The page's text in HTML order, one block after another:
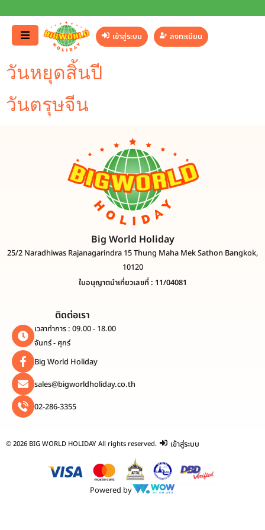
เข้าสู่ระบบ ลงทะเบียน
วันหยุดสิ้นปี
วันตรุษจีน
Big World Holiday
25/2 Naradhiwas Rajanagarindra 15 Thung Maha Mek Sathon Bangkok,
10120
ใบอนุญาตนำเที่ยวเลขที่ : 11/04081
ติดต่อเรา
เวลาทำการ : 09.00 - 18.00
จันทร์ - ศุกร์
Big World Holiday
sales@bigworldholiday.co.th
02-286-3355
© 2026 BIG WORLD HOLIDAY All rights reserved. เข้าสู่ระบบ
Powered by